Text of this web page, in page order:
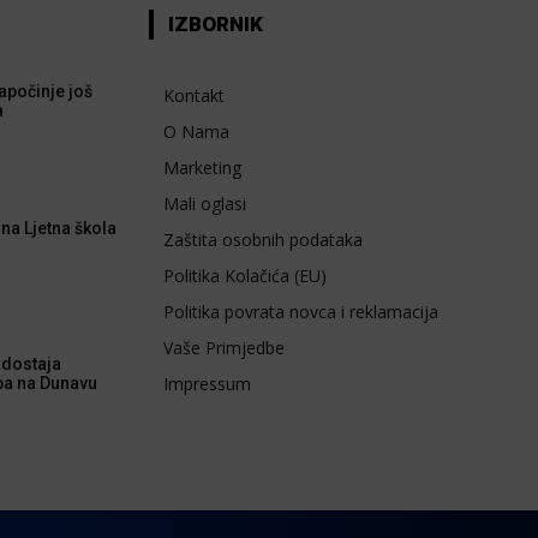
još
Ljetna škola
na Dunavu
IZBORNIK
Kontakt
O Nama
Marketing
Mali oglasi
Zaštita osobnih podataka
Politika Kolačića (EU)
Politika povrata novca i reklamacija
Vaše Primjedbe
Impressum